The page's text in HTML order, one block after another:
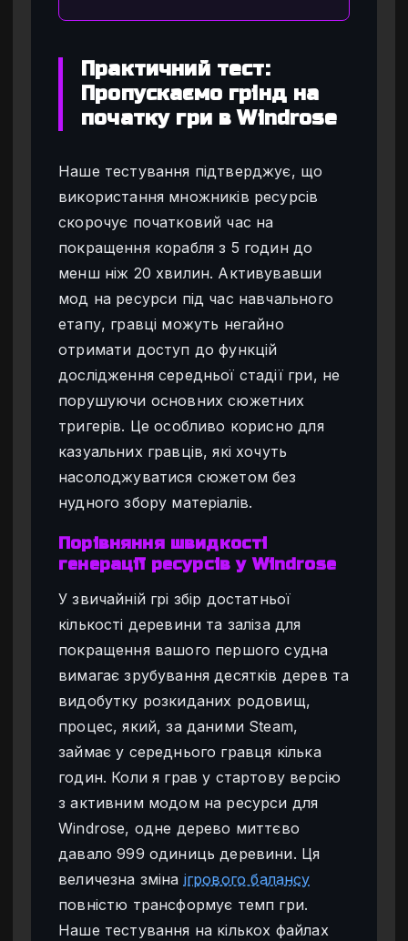
Практичний тест:
Пропускаємо грінд на
початку гри в Windrose
Наше тестування підтверджує, що
використання множників ресурсів
скорочує початковий час на
покращення корабля з 5 годин до
менш ніж 20 хвилин. Активувавши
мод на ресурси під час навчального
етапу, гравці можуть негайно
отримати доступ до функцій
дослідження середньої стадії гри, не
порушуючи основних сюжетних
тригерів. Це особливо корисно для
казуальних гравців, які хочуть
насолоджуватися сюжетом без
нудного збору матеріалів.
Порівняння швидкості
генерації ресурсів у Windrose
У звичайній грі збір достатньої
кількості деревини та заліза для
покращення вашого першого судна
вимагає зрубування десятків дерев та
видобутку розкиданих родовищ,
процес, який, за даними Steam,
займає у середнього гравця кілька
годин. Коли я грав у стартову версію
з активним модом на ресурси для
Windrose, одне дерево миттєво
давало 999 одиниць деревини. Ця
величезна зміна ігрового балансу
повністю трансформує темп гри.
Наше тестування на кількох файлах